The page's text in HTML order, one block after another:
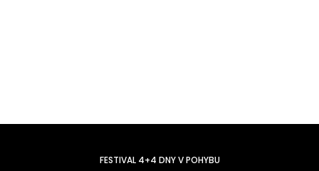
FESTIVAL 4+4 DNY V POHYBU